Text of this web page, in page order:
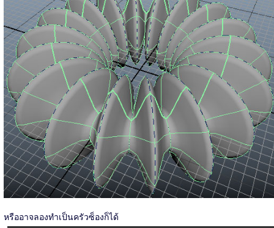
หรืออาจลองทำเป็นครัวซ็องก็ได้